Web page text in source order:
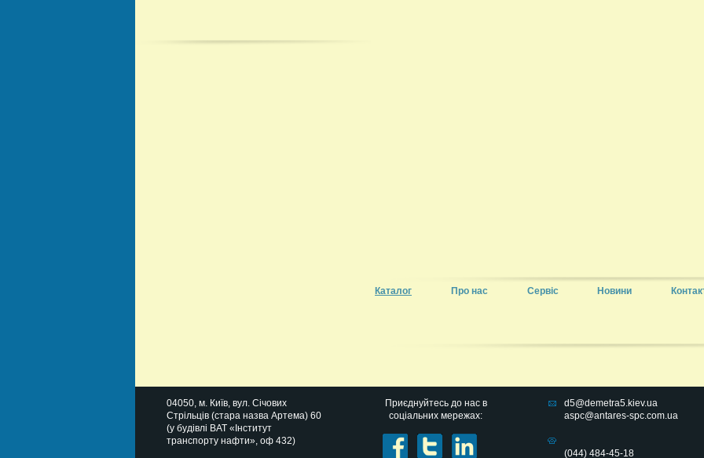
Каталог Про нас Сервіс Новини
04050, м. Київ, вул. Січових
Стрільців (стара назва Артема) 60
(у будівлі ВАТ «Інститут
транспорту нафти», оф 432)
Приєднуйтесь до нас в
соціальних мережах:
d5@demetra5.kiev.ua
aspc@antares-spc.com.ua
(044) 484-45-18